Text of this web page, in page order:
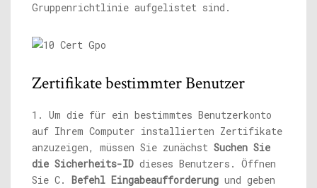
Gruppenrichtlinie aufgelistet sind.
Zertifikate bestimmter Benutzer
1. Um die für ein bestimmtes Benutzerkonto
auf Ihrem Computer installierten Zertifikate
anzuzeigen, müssen Sie zunächst Suchen Sie
die Sicherheits-ID dieses Benutzers. Öffnen
Sie C. Befehl Eingabeaufforderung und geben